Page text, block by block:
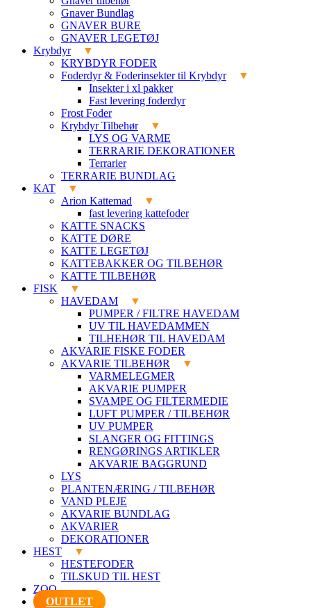
Gnaver Bundlag
GNAVER BURE
GNAVER LEGETØJ
Krybdyr
KRYBDYR FODER
Foderdyr & Foderinsekter til Krybdyr
Insekter i xl pakker
Fast levering foderdyr
Frost Foder
Krybdyr Tilbehør
LYS OG VARME
TERRARIE DEKORATIONER
Terrarier
TERRARIE BUNDLAG
KAT
Arion Kattemad
fast levering kattefoder
KATTE SNACKS
KATTE DØRE
KATTE LEGETØJ
KATTEBAKKER OG TILBEHØR
KATTE TILBEHØR
FISK
HAVEDAM
PUMPER / FILTRE HAVEDAM
UV TIL HAVEDAMMEN
TILHEHØR TIL HAVEDAM
AKVARIE FISKE FODER
AKVARIE TILBEHØR
VARMELEGMER
AKVARIE PUMPER
SVAMPE OG FILTERMEDIE
LUFT PUMPER / TILBEHØR
UV PUMPER
SLANGER OG FITTINGS
RENGØRINGS ARTIKLER
AKVARIE BAGGRUND
LYS
PLANTENÆRING / TILBEHØR
VAND PLEJE
AKVARIE BUNDLAG
AKVARIER
DEKORATIONER
HEST
HESTEFODER
TILSKUD TIL HEST
ZOO
OUTLET